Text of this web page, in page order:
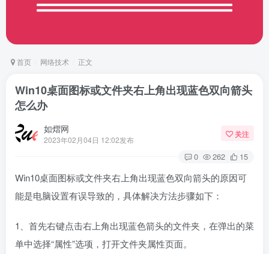
首页 网络技术 正文
Win10桌面图标或文件夹右上角出现蓝色双向箭头
怎么办
如熠网
2023年02月04日 12:02发布
关注
0 262 15
Win10桌面图标或文件夹右上角出现蓝色双向箭头的原因可
能是电脑设置有误导致的，具体解决方法步骤如下：
1、首先右键点击右上角出现蓝色箭头的文件夹，在弹出的菜
单中选择“属性”选项，打开文件夹属性页面。